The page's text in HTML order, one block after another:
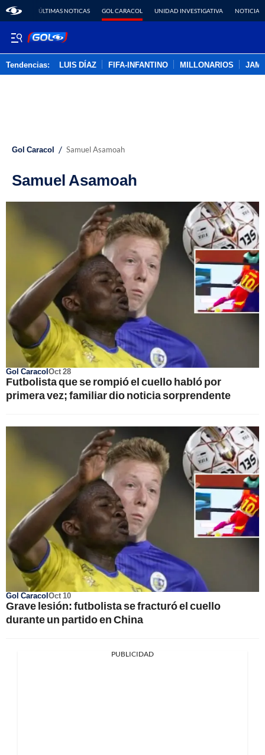
ÚLTIMAS NOTICAS GOL CARACOL UNIDAD INVESTIGATIVA NOTICIAS
Tendencias: LUIS DÍAZ FIFA-INFANTINO MILLONARIOS
Gol Caracol / Samuel Asamoah
Samuel Asamoah
Gol CaracolOct 28
Futbolista que se rompió el cuello habló por
primera vez; familiar dio noticia sorprendente
Gol CaracolOct 10
Grave lesión: futbolista se fracturó el cuello
durante un partido en China
PUBLICIDAD